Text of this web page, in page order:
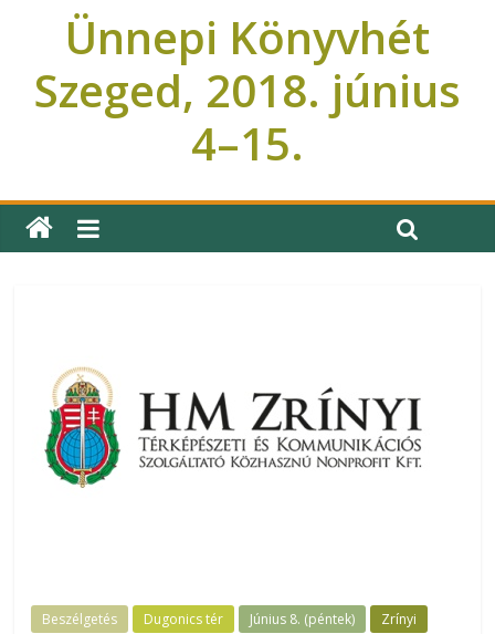
Ünnepi Könyvhét
Szeged, 2018. június
4–15.
Beszélgetés Dugonics tér Június 8. (péntek) Zrínyi